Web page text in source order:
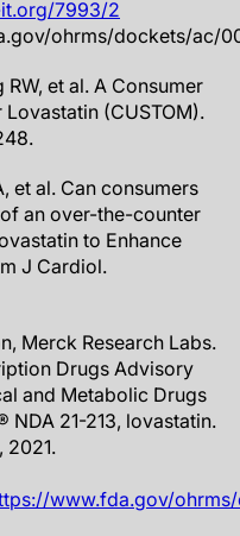
7993/2
ohrms/dockets/ac/
et al. A Consumer
(CUSTOM).
et al. Can consumers
an over-the-counter
to Enhance
J Cardiol.
Merck Research Labs.
Drugs Advisory
and Metabolic Drugs
21-213, lovastatin.
2021.
www.fda.gov/